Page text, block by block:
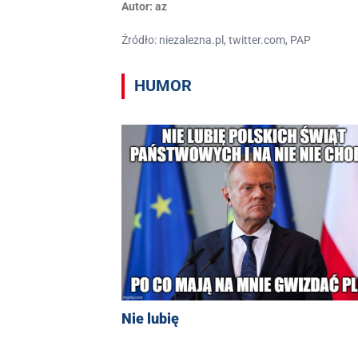
Autor: az
Źródło: niezalezna.pl, twitter.com, PAP
HUMOR
Nie lubię